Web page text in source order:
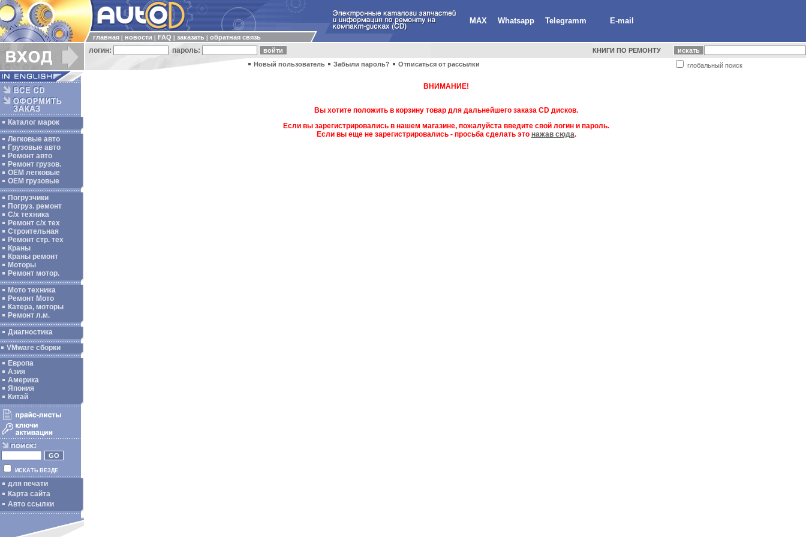
MAX Whatsapp Telegramm E-mail
главная новости FAQ заказать обратная связь
логин: пароль: КНИГИ ПО РЕМОНТУ
глобальный поиск
Новый пользователь Забыли пароль? Отписаться от рассылки
Каталог марок
Легковые авто
Грузовые авто
Ремонт авто
Ремонт грузов.
ОЕМ легковые
OEM грузовые
Погрузчики
Погруз. ремонт
С/х техника
Ремонт с/х тех
Строительная
Ремонт стр. тех
Краны
Краны ремонт
Моторы
Ремонт мотор.
Мото техника
Ремонт Мото
Катера, моторы
Ремонт л.м.
Диагностика
VMware сборки
Европа
Азия
Америка
Япония
Китай
ИСКАТЬ ВЕЗДЕ
для печати
Карта сайта
Авто ссылки
ВНИМАНИЕ!
Вы хотите положить в корзину товар для дальнейшего заказа CD дисков.
Если вы зарегистрировались в нашем магазине, пожалуйста введите свой логин и пароль.
Если вы еще не зарегистрировались - просьба сделать это нажав сюда.